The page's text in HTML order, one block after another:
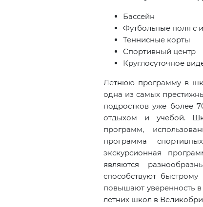
Бассейн
Футбольные поля с
Теннисные корты
Спортивный центр
Круглосуточное
Летнюю программу в
одна из самых
подростков уже более
отдыхом и учебой.
программ,
программа
экскурсионная
являются
способствуют
повышают уверенность
летних школ в